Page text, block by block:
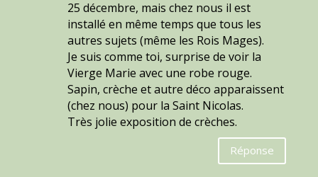
25 décembre, mais chez nous il est
installé en même temps que tous les
autres sujets (même les Rois Mages).
Je suis comme toi, surprise de voir la
Vierge Marie avec une robe rouge.
Sapin, crèche et autre déco apparaissent
(chez nous) pour la Saint Nicolas.
Très jolie exposition de crèches.
Réponse